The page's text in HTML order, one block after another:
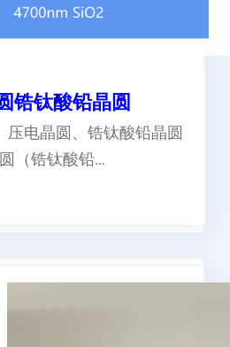
锆钛酸铅晶圆
压电晶圆、锆钛酸铅晶圆
（锆钛酸铅…